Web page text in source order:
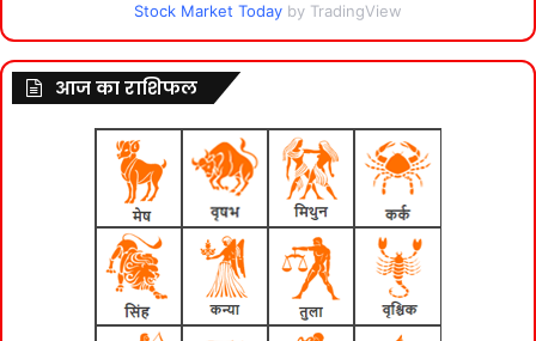
Stock Market Today by TradingView
आज का राशिफल